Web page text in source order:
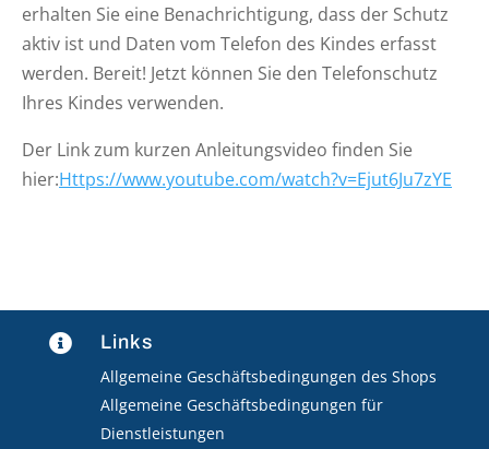
erhalten Sie eine Benachrichtigung, dass der Schutz
aktiv ist und Daten vom Telefon des Kindes erfasst
werden. Bereit! Jetzt können Sie den Telefonschutz
Ihres Kindes verwenden.
Der Link zum kurzen Anleitungsvideo finden Sie
hier:Https://www.youtube.com/watch?v=Ejut6Ju7zYE
 Links
Allgemeine Geschäftsbedingungen des Shops
Allgemeine Geschäftsbedingungen für
Dienstleistungen